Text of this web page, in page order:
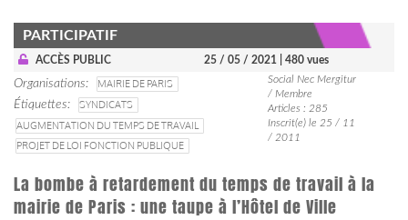
PARTICIPATIF
ACCÈS PUBLIC 25 / 05 / 2021 | 480 vues
Organisations
MAIRIE DE PARIS
Étiquettes
SYNDICATS
AUGMENTATION DU TEMPS DE TRAVAIL
PROJET DE LOI FONCTION PUBLIQUE
Social Nec Mergitur
/ Membre
Articles : 285
Inscrit(e) le 25 / 11
/ 2011
La bombe à retardement du temps de travail à la
mairie de Paris : une taupe à l’Hôtel de Ville